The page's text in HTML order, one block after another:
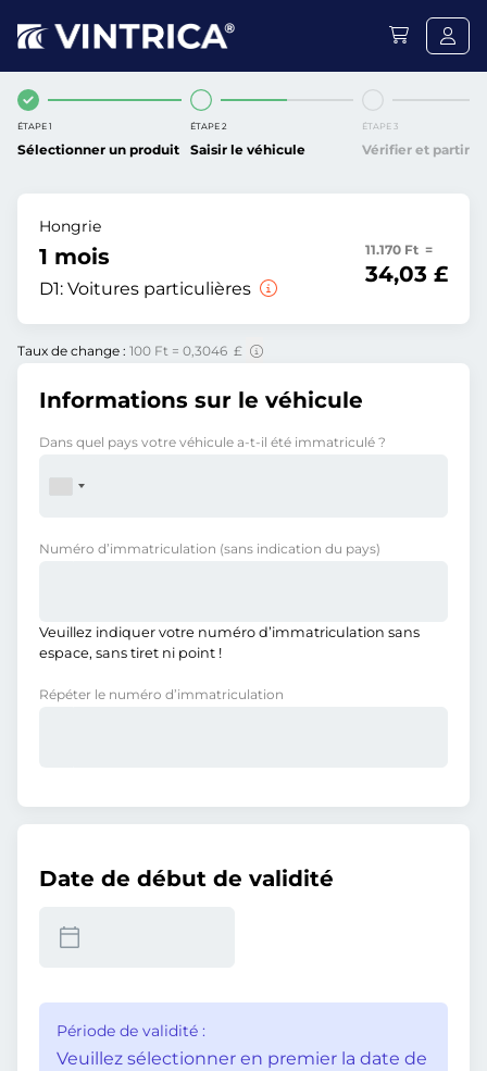
ÉTAPE 1
Sélectionner un produit
ÉTAPE 2
Saisir le véhicule
ÉTAPE 3
Vérifier et partir
Hongrie
1 mois
D1: Voitures particulières
11.170 Ft =
34,03 £
Taux de change : 100 Ft = 0,3046 £
Informations sur le véhicule
Dans quel pays votre véhicule a-t-il été immatriculé ?
Numéro d’immatriculation (sans indication du pays)
Veuillez indiquer votre numéro d’immatriculation sans
espace, sans tiret ni point !
Répéter le numéro d’immatriculation
Date de début de validité
Période de validité :
Veuillez sélectionner en premier la date de